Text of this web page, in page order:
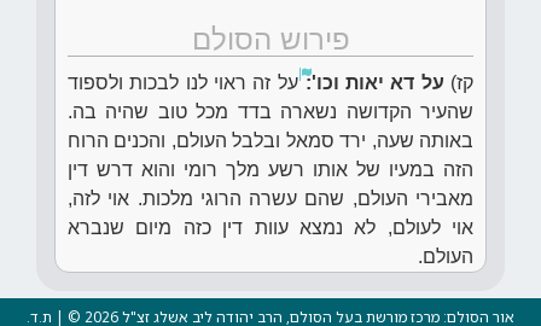
פירוש הסולם
קז) על דא יאות וכו': על זה ראוי לנו לבכות ולספוד
שהעיר הקדושה נשארה בדד מכל טוב שהיה בה.
באותה שעה, ירד סמאל ובלבל העולם, והכנים הרוח
הזה במעיו של אותו רשע מלך רומי והוא דרש דין
מאבירי העולם, שהם עשרה הרוגי מלכות. אוי לזה,
אוי לעולם, לא נמצא עוות דין כזה מיום שנברא
העולם.
אור הסולם: מרכז מורשת בעל הסולם, הרב יהודה ליב אשלג זצ"ל 2026 © | ת.ד.